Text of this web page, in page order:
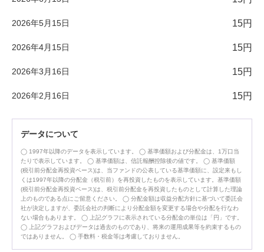
2026年5月15日 15円
2026年4月15日 15円
2026年3月16日 15円
2026年2月16日 15円
データについて
1997年以降のデータを表示しています。
基準価額および分配金は、1万口当
たりで表示しています。
基準価額は、信託報酬控除後の値です。
基準価額
(税引前分配金再投資ベース)は、当ファンドの公表している基準価額に、設定来もし
くは1997年以降の分配金（税引前）を再投資したものを表示しています。基準価額
(税引前分配金再投資ベース)は、税引前分配金を再投資したものとして計算した理論
上のものである点にご留意ください。
分配金額は収益分配方針に基づいて委託会
社が決定しますが、委託会社の判断により分配金額を変更する場合や分配を行なわ
ない場合もあります。
上記グラフに表示されている分配金の単位は「円」です。
上記グラフおよびデータは過去のものであり、将来の運用成果等を約束するもの
ではありません。
手数料・税金等は考慮しておりません。